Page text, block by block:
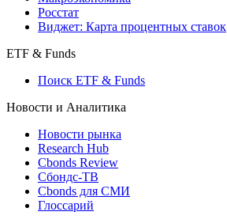
Росстат
Виджет: Карта процентных ставок
ETF & Funds
Поиск ETF & Funds
Новости и Аналитика
Новости рынка
Research Hub
Cbonds Review
Сбондс-ТВ
Cbonds для СМИ
Глоссарий